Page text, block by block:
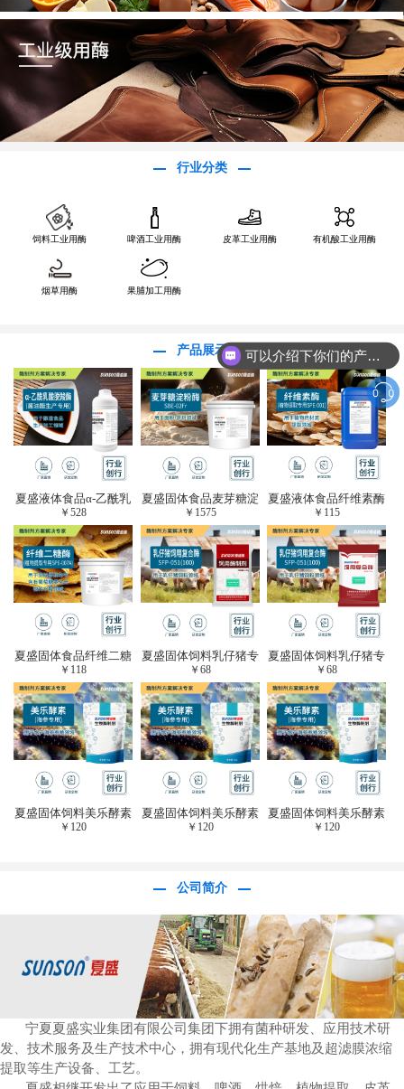
行业分类
饲料工业用酶 啤酒工业用酶 皮革工业用酶 有机酸工业用酶
烟草用酶 果脯加工用酶
产品展示
夏盛液体食品α-乙酰乳
酸脱羧酶(酱油醋生产
专用)FDY-3206
￥528
夏盛固体食品麦芽糖淀
粉酶(烘焙及面粉改良
用酶/发酵类食品可
用)FDG-0012
￥ 1575
夏盛液体食品纤维素酶
(植物提取专用酶/解决
提取液混浊问题/降
黏)FFY-0651
￥ 115
夏盛固体食品纤维二糖
酶(植物提取专用酶/用
于虎杖白藜芦醇提
取)FFG-0656
￥ 118
夏盛固体饲料乳仔猪专
用复合酶SFG-0932
￥ 68
夏盛固体饲料乳仔猪专
用复合酶SFG-0932
￥68
夏盛固体饲料美乐酵素
(水产海参海胆专
￥ 120
夏盛固体饲料美乐酵素
(水产海参海胆专
￥ 120
夏盛固体饲料美乐酵素
(水产海参海胆专
￥ 120
公司简介
宁夏夏盛实业集团有限公司集团下拥有菌种研发、应用技术研
发、技术服务及生产技术中心，拥有现代化生产基地及超滤膜浓缩
提取等生产设备、工艺。
可以介绍下你们的产品么？